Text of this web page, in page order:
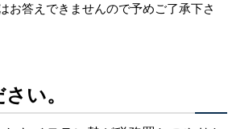
お答えできませんので予めご了承下さ
い。